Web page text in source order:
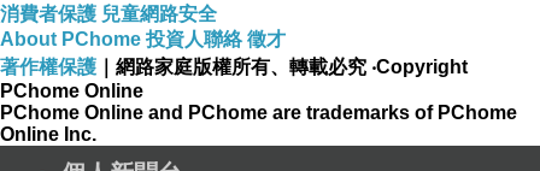
質感甜美小坡跟鞋
超厚舒適乳膠底
現貨24HR出貨/預購20天
消費者保護 兒童網路安全
About PChome 投資人聯絡 徵才
著作權保護 ｜網路家庭版權所有、轉載必究 ‧Copyright
PChome Online
PChome Online and PChome are trademarks of PChome
Online Inc.